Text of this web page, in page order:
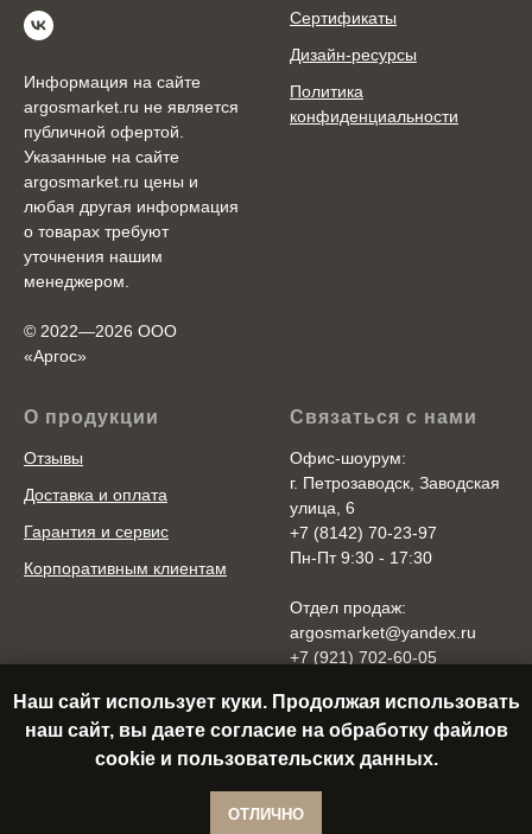
В корзину
Информация на сайте
argosmarket.ru не является
публичной офертой.
Указанные на сайте
argosmarket.ru цены и
любая другая информация
о товарах требуют
уточнения нашим
менеджером.
© 2022—2026 ООО
«Аргоc»
Сертификаты
Дизайн-ресурсы
Политика
конфиденциальности
О продукции
Отзывы
Доставка и оплата
Гарантия и сервис
Корпоративным клиентам
Связаться с нами
Офис-шоурум:
г. Петрозаводск, Заводская
улица, 6
+7 (8142) 70-23-97
Пн-Пт 9:30 - 17:30
Отдел продаж:
argosmarket@yandex.ru
+7 (921) 702-60-05
Cб-Вс 10:00 - 18:00
Наш сайт использует куки. Продолжая использовать
наш сайт, вы даете согласие на обработку файлов
cookie и пользовательских данных.
ОТЛИЧНО